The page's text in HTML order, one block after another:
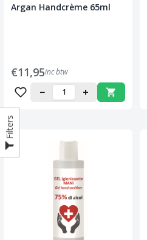
Filters
Argan Handcrème 65ml
€11,95inc btw
− +